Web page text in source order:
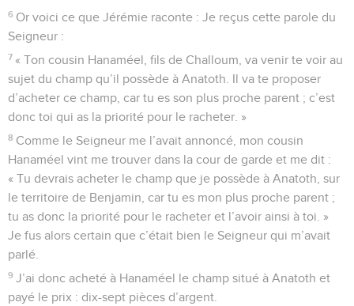
6 Or voici ce que Jérémie raconte : Je reçus cette parole du
Seigneur :
7 « Ton cousin Hanaméel, fils de Challoum, va venir te voir au
sujet du champ qu’il possède à Anatoth. Il va te proposer
d’acheter ce champ, car tu es son plus proche parent ; c’est
donc toi qui as la priorité pour le racheter. »
8 Comme le Seigneur me l’avait annoncé, mon cousin
Hanaméel vint me trouver dans la cour de garde et me dit :
« Tu devrais acheter le champ que je possède à Anatoth, sur
le territoire de Benjamin, car tu es mon plus proche parent ;
tu as donc la priorité pour le racheter et l’avoir ainsi à toi. »
Je fus alors certain que c’était bien le Seigneur qui m’avait
parlé.
9 J’ai donc acheté à Hanaméel le champ situé à Anatoth et
payé le prix : dix-sept pièces d’argent.